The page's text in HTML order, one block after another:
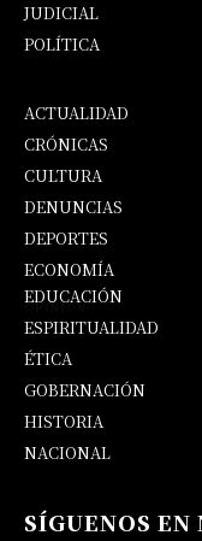
JUDICIAL
POLÍTICA
ACTUALIDAD
CRÓNICAS
CULTURA
DENUNCIAS
DEPORTES
ECONOMÍA
EDUCACIÓN
ESPIRITUALIDAD
ÉTICA
GOBERNACIÓN
HISTORIA
NACIONAL
SÍGUENOS EN